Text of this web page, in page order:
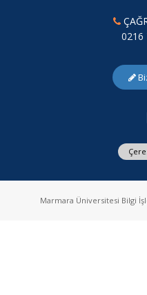
0216
Marmara Üniversitesi Bilgi